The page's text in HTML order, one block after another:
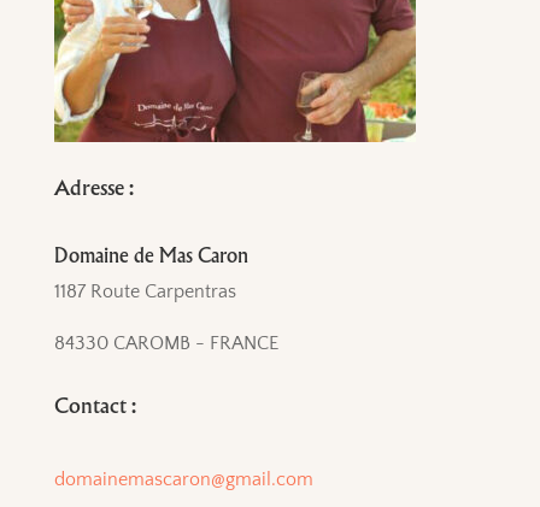
Adresse :
Domaine de Mas Caron
1187 Route Carpentras
84330 CAROMB - FRANCE
Contact :
domainemascaron@gmail.com